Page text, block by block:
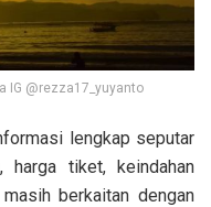
IG @rezza17_yuyanto
lengkap seputar
harga tiket, keindahan
berkaitan dengan